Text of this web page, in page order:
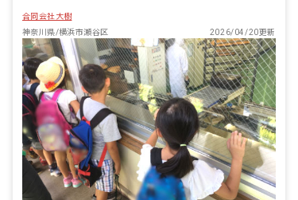
み、見守りながら支援していきます。
合同会社大樹
神奈川県/横浜市瀬谷区
2026/04/20更新